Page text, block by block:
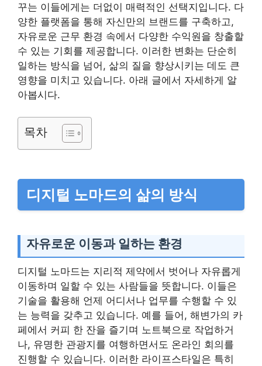
꾸는 이들에게는 더없이 매력적인 선택지입니다. 다
양한 플랫폼을 통해 자신만의 브랜드를 구축하고,
자유로운 근무 환경 속에서 다양한 수익원을 창출할
수 있는 기회를 제공합니다. 이러한 변화는 단순히
일하는 방식을 넘어, 삶의 질을 향상시키는 데도 큰
영향을 미치고 있습니다. 아래 글에서 자세하게 알
아봅시다.
목차
디지털 노마드의 삶의 방식
자유로운 이동과 일하는 환경
디지털 노마드는 지리적 제약에서 벗어나 자유롭게
이동하며 일할 수 있는 사람들을 뜻합니다. 이들은
기술을 활용해 언제 어디서나 업무를 수행할 수 있
는 능력을 갖추고 있습니다. 예를 들어, 해변가의 카
페에서 커피 한 잔을 즐기며 노트북으로 작업하거
나, 유명한 관광지를 여행하면서도 온라인 회의를
진행할 수 있습니다. 이러한 라이프스타일은 특히